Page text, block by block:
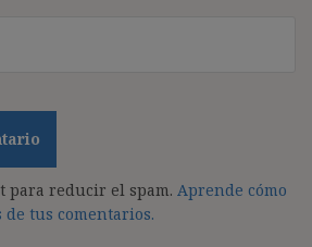
para reducir el spam. Aprende cómo
de tus comentarios.